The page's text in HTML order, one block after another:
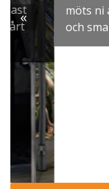
möts ni av
och smaker ...
«